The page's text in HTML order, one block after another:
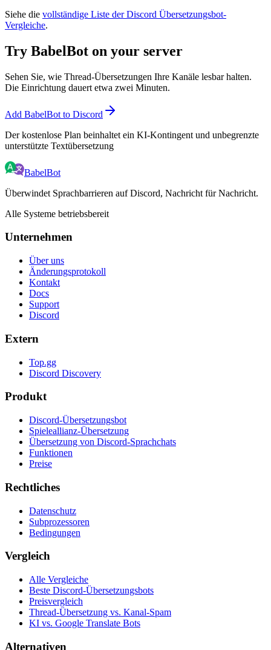
Siehe die vollständige Liste der Discord Übersetzungsbot-
Vergleiche.
Try BabelBot on your server
Sehen Sie, wie Thread-Übersetzungen Ihre Kanäle lesbar halten.
Die Einrichtung dauert etwa zwei Minuten.
Add BabelBot to Discord
Der kostenlose Plan beinhaltet ein KI-Kontingent und unbegrenzte
unterstützte Textübersetzung
BabelBot
Überwindet Sprachbarrieren auf Discord, Nachricht für Nachricht.
Alle Systeme betriebsbereit
Unternehmen
Über uns
Änderungsprotokoll
Kontakt
Docs
Support
Discord
Extern
Top.gg
Discord Discovery
Produkt
Discord-Übersetzungsbot
Spieleallianz-Übersetzung
Übersetzung von Discord-Sprachchats
Funktionen
Preise
Rechtliches
Datenschutz
Subprozessoren
Bedingungen
Vergleich
Alle Vergleiche
Beste Discord-Übersetzungsbots
Preisvergleich
Thread-Übersetzung vs. Kanal-Spam
KI vs. Google Translate Bots
Alternativen